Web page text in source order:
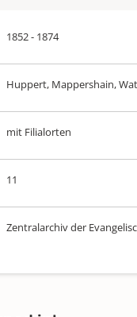
1852 - 1874
Huppert, Mappershain,
mit Filialorten
11
Zentralarchiv der